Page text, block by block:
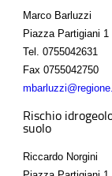
Marco Barluzzi
Piazza Partigiani 1
Tel. 0755042631
Fax 0755042750
Rischio
suolo
Riccardo Norgini